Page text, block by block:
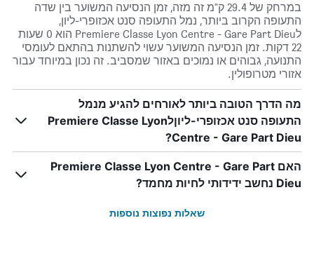
במרחק של 29.4 ק"מ זה מזה, זמן הנסיעה המשוער בין שדה
התעופה הקרוב ביותר, נמל התעופה סנט אכזופרי-ליון,
לPremiere Classe Lyon Centre - Gare Part Dieu הוא 0 שעות
22 דקות. זמן הנסיעה המשוער עשוי להשתנות בהתאם לעומסי
התנועה, גבוהים או נמוכים באזור שמסביב. זה נכון במיוחד עבור
אזורי מטרופולין.
מה הדרך הטובה ביותר לאורחים להגיע מנמל
התעופה סנט אכזופרי-ליוןלPremiere Classe Lyon
Centre - Gare Part Dieu?
האם Premiere Classe Lyon Centre - Gare Part
Dieu נחשב ידידותי לחיות מחמד?
שאלות נפוצות נוספות